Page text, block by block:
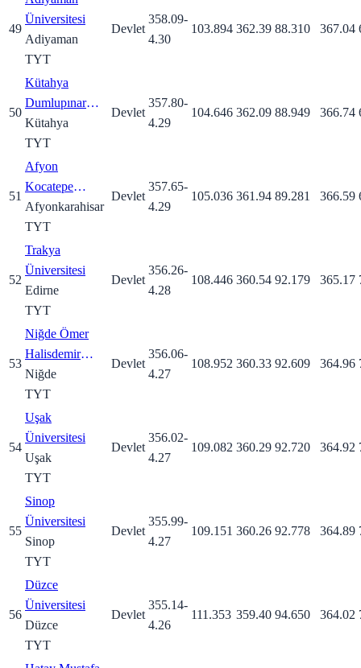
49
Üniversitesi
Adiyaman
TYT
Devlet
358.09-
4.30
103.894 362.39 88.310 367.04
50
Kütahya
Dumlupınar
Üniversitesi
Kütahya
TYT
Devlet
357.80-
4.29
104.646 362.09 88.949 366.74
51
Afyon
Kocatepe
Üniversitesi
Afyonkarahisar
TYT
Devlet
357.65-
4.29
105.036 361.94 89.281 366.59
52
Trakya
Üniversitesi
Edirne
TYT
Devlet
356.26-
4.28
108.446 360.54 92.179 365.17
53
Niğde Ömer
Halisdemir
Üniversitesi
Niğde
TYT
Devlet
356.06-
4.27
108.952 360.33 92.609 364.96
54
Uşak
Üniversitesi
Uşak
TYT
Devlet
356.02-
4.27
109.082 360.29 92.720 364.92
55
Sinop
Üniversitesi
Sinop
TYT
Devlet
355.99-
4.27
109.151 360.26 92.778 364.89
56
Düzce
Üniversitesi
Düzce
TYT
Devlet
355.14-
4.26
111.353 359.40 94.650 364.02